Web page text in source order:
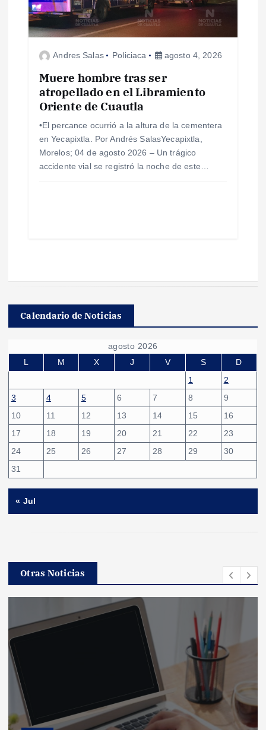
Andres Salas Policiaca agosto 4, 2026
Muere hombre tras ser
atropellado en el Libramiento
Oriente de Cuautla
•​El percance ocurrió a la altura de la cementera
en Yecapixtla. Por Andrés SalasYecapixtla,
Morelos; 04 de agosto 2026 – ​Un trágico
accidente vial se registró la noche de este…
Calendario de Noticias
agosto 2026
L
M X J V S
D
1
2
3
4 5 6 7 8
9
10
11 12 13 14 15
16
17
18 19 20 21 22
23
24
25 26 27 28 29
30
31
« Jul
Otras Noticias